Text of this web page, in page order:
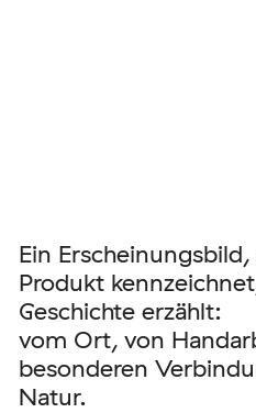
Ein
Produkt
Geschichte erzählt:
vom Ort, von
besonderen
Natur.